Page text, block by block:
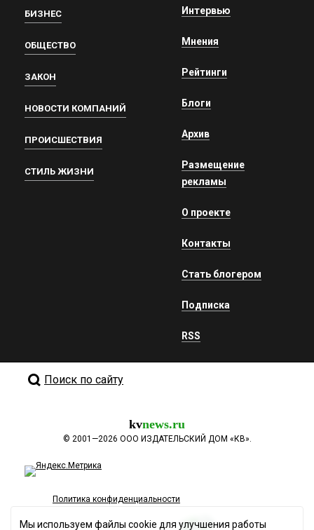
БИЗНЕС
ОБЩЕСТВО
ЗАКОН
НОВОСТИ КОМПАНИЙ
ПРОИСШЕСТВИЯ
СТИЛЬ ЖИЗНИ
Интервью
Мнения
Рейтинги
Блоги
Архив
Размещение
рекламы
О проекте
Контакты
Стать блогером
Подписка
RSS
Поиск по сайту
kvnews.ru
© 2001—2026 ООО ИЗДАТЕЛЬСКИЙ ДОМ «КВ».
Политика конфиденциальности
Мы используем файлы cookie для улучшения работы